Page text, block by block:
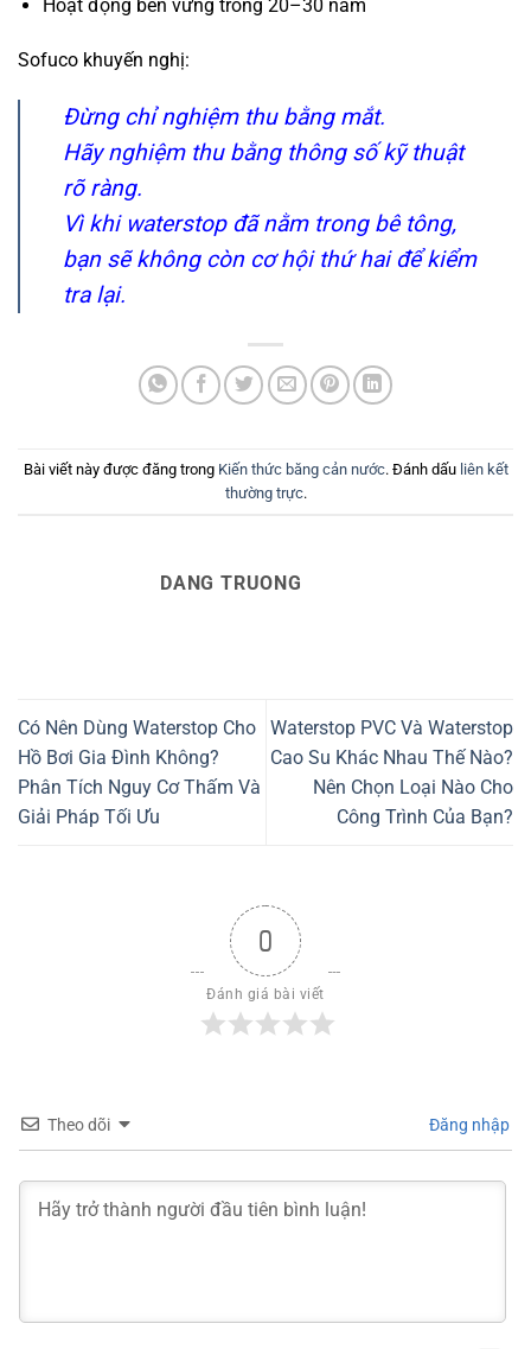
Hoạt động bền vững trong 20–30 năm
Sofuco khuyến nghị:
Đừng chỉ nghiệm thu bằng mắt.
Hãy nghiệm thu bằng thông số kỹ thuật
rõ ràng.
Vì khi waterstop đã nằm trong bê tông,
bạn sẽ không còn cơ hội thứ hai để kiểm
tra lại.
Bài viết này được đăng trong Kiến thức băng cản nước. Đánh dấu liên kết
thường trực.
DANG TRUONG
Có Nên Dùng Waterstop Cho
Hồ Bơi Gia Đình Không?
Phân Tích Nguy Cơ Thấm Và
Giải Pháp Tối Ưu
Waterstop PVC Và Waterstop
Cao Su Khác Nhau Thế Nào?
Nên Chọn Loại Nào Cho
Công Trình Của Bạn?
0
Đánh giá bài viết
Theo dõi Đăng nhập